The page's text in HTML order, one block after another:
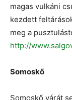
magas vulkáni
kezdett
meg a
http://
Somoskő
Somoskő várát